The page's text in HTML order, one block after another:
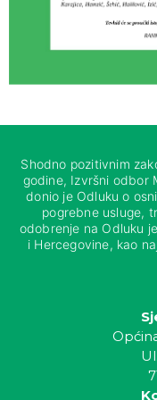
Shodno pozitivnim
godine, Izvršni odbor
donio je Odluku o
pogrebne usluge,
odobrenje na Odluku
i Hercegovine, kao